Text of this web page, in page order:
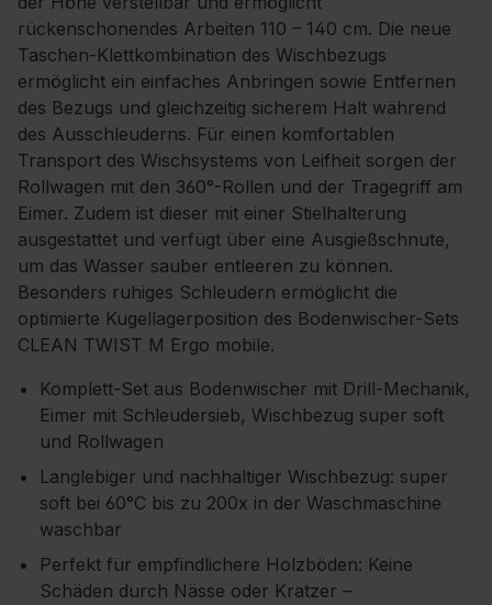
rückenschonendes Arbeiten 110 – 140 cm. Die neue
Taschen-Klettkombination des Wischbezugs
ermöglicht ein einfaches Anbringen sowie Entfernen
des Bezugs und gleichzeitig sicherem Halt während
des Ausschleuderns. Für einen komfortablen
Transport des Wischsystems von Leifheit sorgen der
Rollwagen mit den 360°-Rollen und der Tragegriff am
Eimer. Zudem ist dieser mit einer Stielhalterung
ausgestattet und verfügt über eine Ausgießschnute,
um das Wasser sauber entleeren zu können.
Besonders ruhiges Schleudern ermöglicht die
optimierte Kugellagerposition des Bodenwischer-Sets
CLEAN TWIST M Ergo mobile.
Komplett-Set aus Bodenwischer mit Drill-Mechanik,
Eimer mit Schleudersieb, Wischbezug super soft
und Rollwagen
Langlebiger und nachhaltiger Wischbezug: super
soft bei 60°C bis zu 200x in der Waschmaschine
waschbar
Perfekt für empfindlichere Holzböden: Keine
Schäden durch Nässe oder Kratzer –